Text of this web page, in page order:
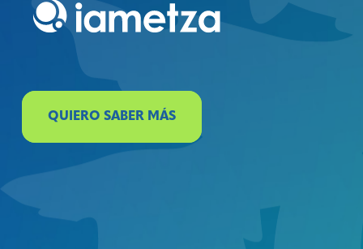
QUIERO SABER MÁS